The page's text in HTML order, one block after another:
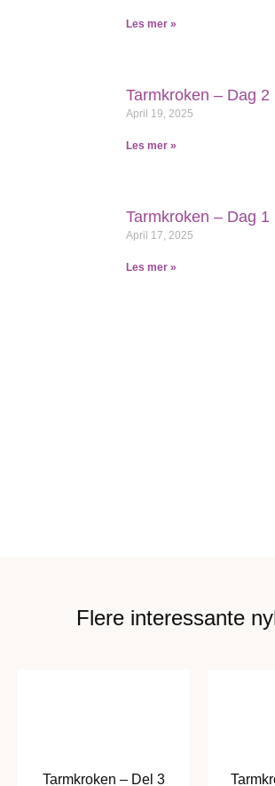
Les mer »
Tarmkroken – Dag 2
April 19, 2025
Les mer »
Tarmkroken – Dag 1
April 17, 2025
Les mer »
Flere interessante
Tarmkroken – Del 3